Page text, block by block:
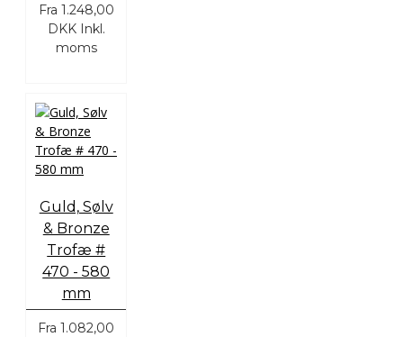
Fra 1.248,00
DKK Inkl.
moms
Guld, Sølv
& Bronze
Trofæ #
470 - 580
mm
Fra 1.082,00